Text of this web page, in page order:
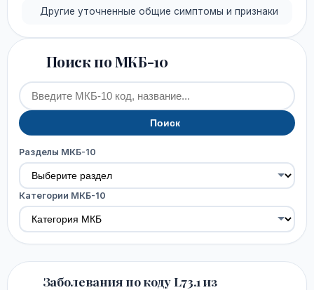
Другие уточненные общие симптомы и признаки
Поиск по МКБ-10
Поиск
Разделы МКБ-10
Категории МКБ-10
Заболевания по коду L73.1 из